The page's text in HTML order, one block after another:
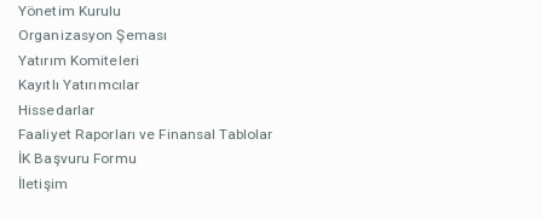
Yönetim Kurulu
Organizasyon Şeması
Yatırım Komiteleri
Kayıtlı Yatırımcılar
Hissedarlar
Faaliyet Raporları ve Finansal Tablolar
İK Başvuru Formu
İletişim